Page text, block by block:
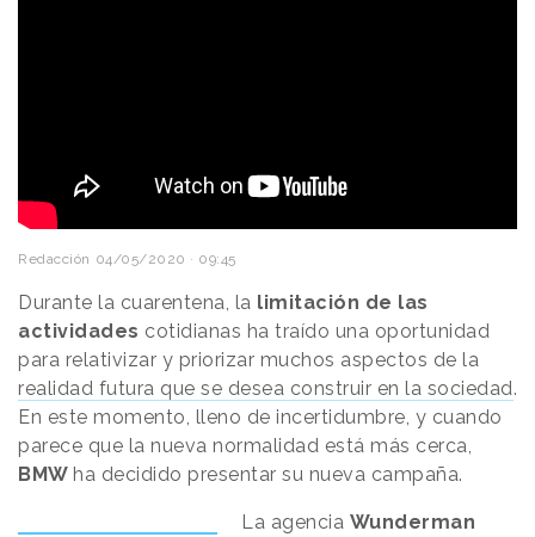
Redacción 04/05/2020 · 09:45
Durante la cuarentena, la limitación de las
actividades cotidianas ha traído una oportunidad
para relativizar y priorizar muchos aspectos de la
realidad futura que se desea construir en la sociedad.
En este momento, lleno de incertidumbre, y cuando
parece que la nueva normalidad está más cerca,
BMW ha decidido presentar su nueva campaña.
La agencia Wunderman